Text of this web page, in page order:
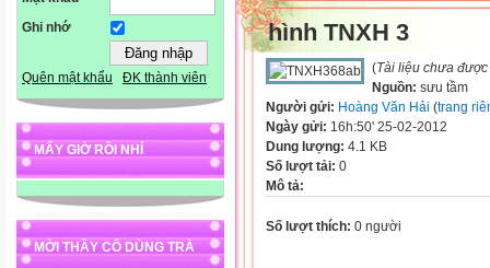
Ghi nhớ
Quên mật khẩu ĐK thành viên
MẤY GIỜ RỒI NHỈ
MỜI THẦY CÔ DÙNG TRÀ
hình TNXH 3
(Tài liệu chưa
Nguồn: sưu tầm
Người gửi: Hoàng Văn Hải (trang
Ngày gửi: 16h:50' 25-02-2012
Dung lượng: 4.1 KB
Số lượt tải: 0
Mô tả:
Số lượt thích: 0 người